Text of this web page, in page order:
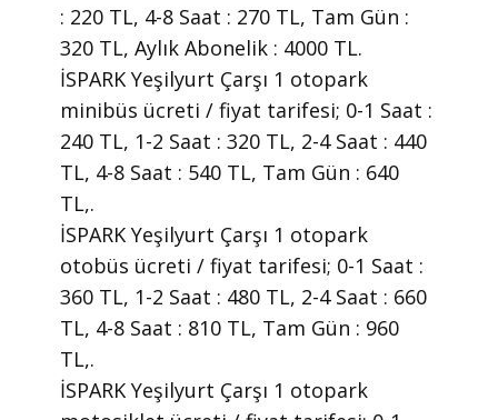
: 220 TL, 4-8 Saat : 270 TL, Tam Gün :
320 TL, Aylık Abonelik : 4000 TL.
İSPARK Yeşilyurt Çarşı 1 otopark
minibüs ücreti / fiyat tarifesi; 0-1 Saat :
240 TL, 1-2 Saat : 320 TL, 2-4 Saat : 440
TL, 4-8 Saat : 540 TL, Tam Gün : 640
TL,.
İSPARK Yeşilyurt Çarşı 1 otopark
otobüs ücreti / fiyat tarifesi; 0-1 Saat :
360 TL, 1-2 Saat : 480 TL, 2-4 Saat : 660
TL, 4-8 Saat : 810 TL, Tam Gün : 960
TL,.
İSPARK Yeşilyurt Çarşı 1 otopark